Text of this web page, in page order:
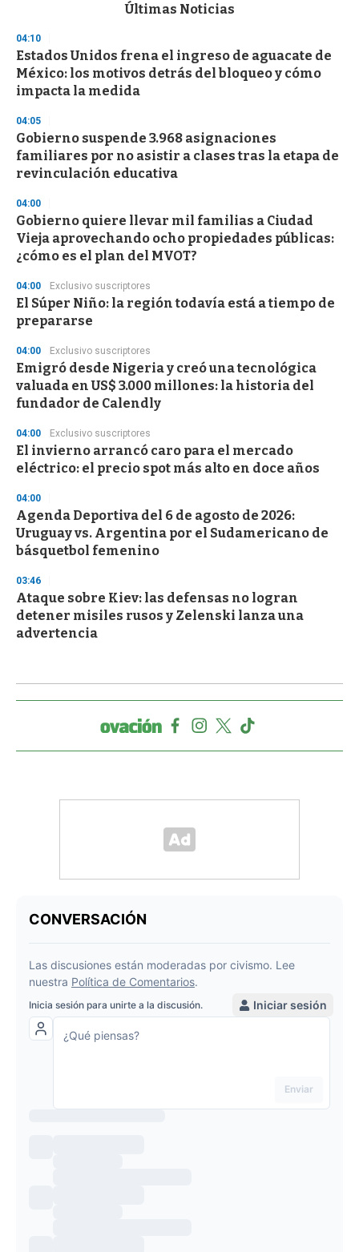
d
s
o
f
3
s
e
c
o
n
Últimas Noticias
04:10
Estados Unidos frena el ingreso de aguacate de
México: los motivos detrás del bloqueo y cómo
impacta la medida
04:05
Gobierno suspende 3.968 asignaciones
familiares por no asistir a clases tras la etapa de
revinculación educativa
04:00
Gobierno quiere llevar mil familias a Ciudad
Vieja aprovechando ocho propiedades públicas:
¿cómo es el plan del MVOT?
04:00 Exclusivo suscriptores
El Súper Niño: la región todavía está a tiempo de
prepararse
04:00 Exclusivo suscriptores
Emigró desde Nigeria y creó una tecnológica
valuada en US$ 3.000 millones: la historia del
fundador de Calendly
04:00 Exclusivo suscriptores
El invierno arrancó caro para el mercado
eléctrico: el precio spot más alto en doce años
04:00
Agenda Deportiva del 6 de agosto de 2026:
Uruguay vs. Argentina por el Sudamericano de
básquetbol femenino
03:46
Ataque sobre Kiev: las defensas no logran
detener misiles rusos y Zelenski lanza una
advertencia